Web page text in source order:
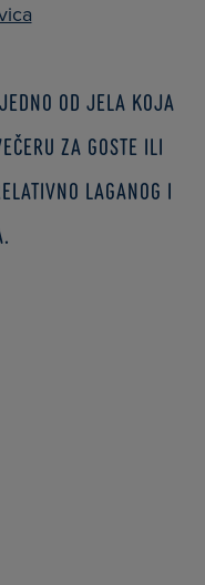
od jela koja
za goste ili
laganog i